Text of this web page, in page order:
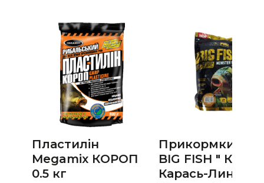
Пластилін
Megamix КОРОП
0.5 кг
Прикормки від
BIG FISH "
Карась-Лин "